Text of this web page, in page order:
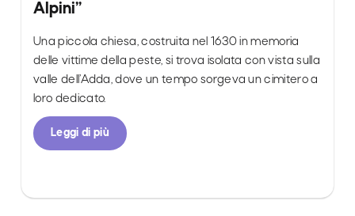
Alpini”
Una piccola chiesa, costruita nel 1630 in memoria
delle vittime della peste, si trova isolata con vista sulla
valle dell’Adda, dove un tempo sorgeva un cimitero a
loro dedicato.
Leggi di più